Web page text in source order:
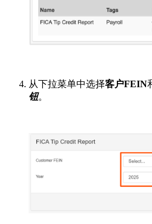
从下拉菜单中选择客户FEIN
钮。